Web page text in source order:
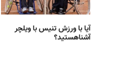
آیا با ورزش تنیس با ویلچر
آشناهستید؟